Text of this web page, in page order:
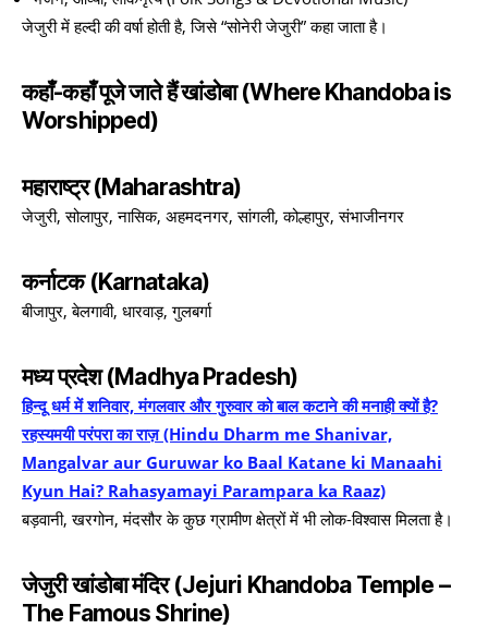
जेजुरी में हल्दी की वर्षा होती है, जिसे “सोनेरी जेजुरी” कहा जाता है।
कहाँ-कहाँ पूजे जाते हैं खांडोबा (Where Khandoba is
Worshipped)
महाराष्ट्र (Maharashtra)
जेजुरी, सोलापुर, नासिक, अहमदनगर, सांगली, कोल्हापुर, संभाजीनगर
कर्नाटक (Karnataka)
बीजापुर, बेलगावी, धारवाड़, गुलबर्गा
मध्य प्रदेश (Madhya Pradesh)
हिन्दू धर्म में शनिवार, मंगलवार और गुरुवार को बाल कटाने की मनाही क्यों है?
रहस्यमयी परंपरा का राज़ (Hindu Dharm me Shanivar,
Mangalvar aur Guruwar ko Baal Katane ki Manaahi
Kyun Hai? Rahasyamayi Parampara ka Raaz)
बड़वानी, खरगोन, मंदसौर के कुछ ग्रामीण क्षेत्रों में भी लोक-विश्वास मिलता है।
जेजुरी खांडोबा मंदिर (Jejuri Khandoba Temple –
The Famous Shrine)